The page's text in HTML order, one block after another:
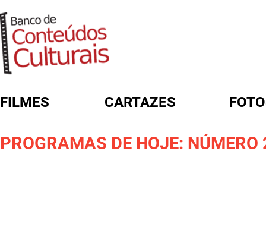
FILMES CARTAZES
PROGRAMAS DE HOJE: NÚMERO
FORMULÁRIO DE BUSCA